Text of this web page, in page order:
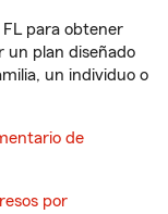
FL para obtener
un plan diseñado
un individuo o
de
por